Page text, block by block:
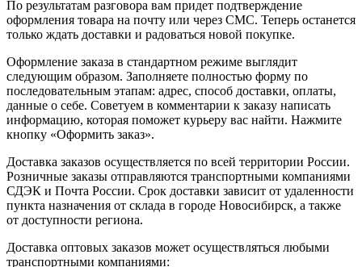
По результатам разговора вам придет подтверждение
оформления товара на почту или через СМС. Теперь останется
только ждать доставки и радоваться новой покупке.
Оформление заказа в стандартном режиме выглядит
следующим образом. Заполняете полностью форму по
последовательным этапам: адрес, способ доставки, оплаты,
данные о себе. Советуем в комментарии к заказу написать
информацию, которая поможет курьеру вас найти. Нажмите
кнопку «Оформить заказ».
Доставка заказов осуществляется по всей территории России.
Розничные заказы отправляются транспортными компаниями
СДЭК и Почта России. Срок доставки зависит от удаленности
пункта назначения от склада в городе Новосибирск, а также
от доступности региона.
Доставка оптовых заказов может осуществляться любыми
транспортными компаниями: